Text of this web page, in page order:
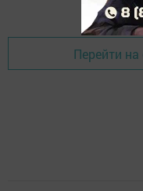
Перейти